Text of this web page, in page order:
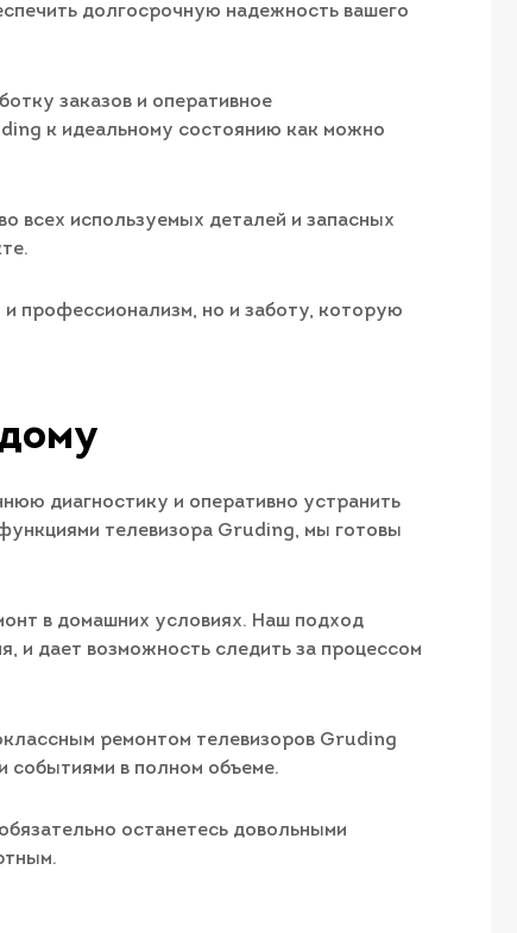
долгосрочную надежность вашего
заказов и оперативное
к идеальному состоянию как можно
всех используемых деталей и запасных
профессионализм, но и заботу, которую
диагностику и оперативно устранить
телевизора Gruding, мы готовы
в домашних условиях. Наш подход
и дает возможность следить за процессом
ремонтом телевизоров Gruding
событиями в полном объеме.
останетесь довольными